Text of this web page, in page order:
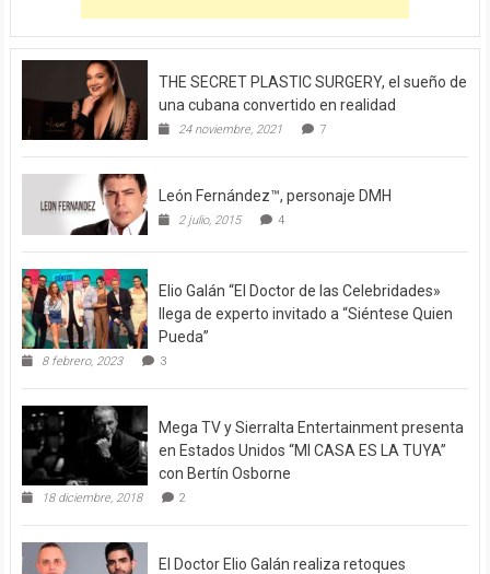
THE SECRET PLASTIC SURGERY, el sueño de
una cubana convertido en realidad
24 noviembre, 2021 7
León Fernández™, personaje DMH
2 julio, 2015 4
Elio Galán “El Doctor de las Celebridades»
llega de experto invitado a “Siéntese Quien
Pueda”
8 febrero, 2023 3
Mega TV y Sierralta Entertainment presenta
en Estados Unidos “MI CASA ES LA TUYA”
con Bertín Osborne
18 diciembre, 2018 2
El Doctor Elio Galán realiza retoques